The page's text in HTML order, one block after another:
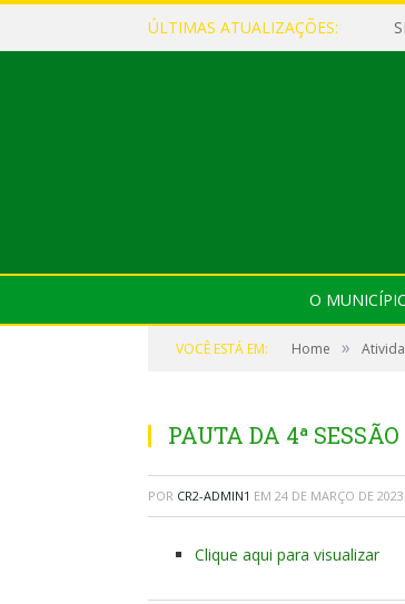
ÚLTIMAS ATUALIZAÇÕES:
O
VOCÊ ESTÁ EM: Home »
PAUTA DA 4ª
POR CR2-ADMIN1 EM 24 DE MARÇO DE 2023
Clique aqui para visualizar